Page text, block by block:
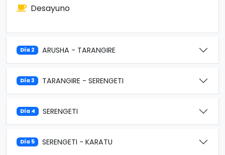
Desayuno
Día 2 ARUSHA - TARANGIRE
Día 3 TARANGIRE - SERENGETI
Día 4 SERENGETI
Día 5 SERENGETI - KARATU